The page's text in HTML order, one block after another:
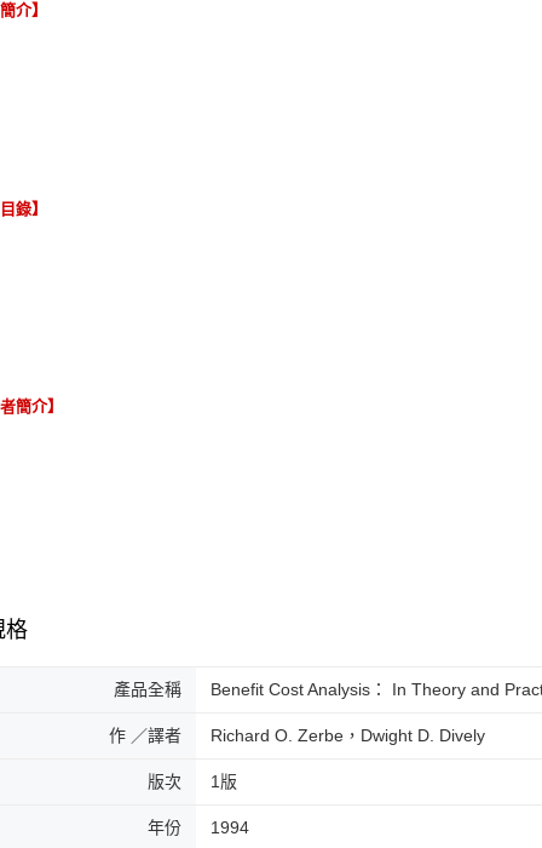
介】
錄】
簡介】
格
產品全稱 Benefit Cost Analysis： In Theory and
作 ／譯者 Richard O. Zerbe，Dwight D. Dively
版次 1版
年份 1994